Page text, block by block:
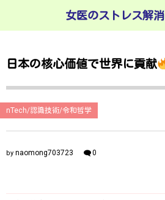
女医のストレス解
日本の核心価値で世界に貢献
nTech/認識技術/令和哲学
by naomong703723 0